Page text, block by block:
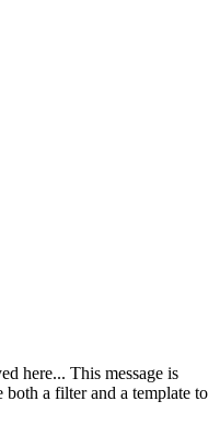
here... This message is
a filter and a template to